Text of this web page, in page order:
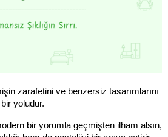
zarafetini ve benzersiz tasarımlarını
yoludur.
bir yorumla geçmişten ilham alsın,